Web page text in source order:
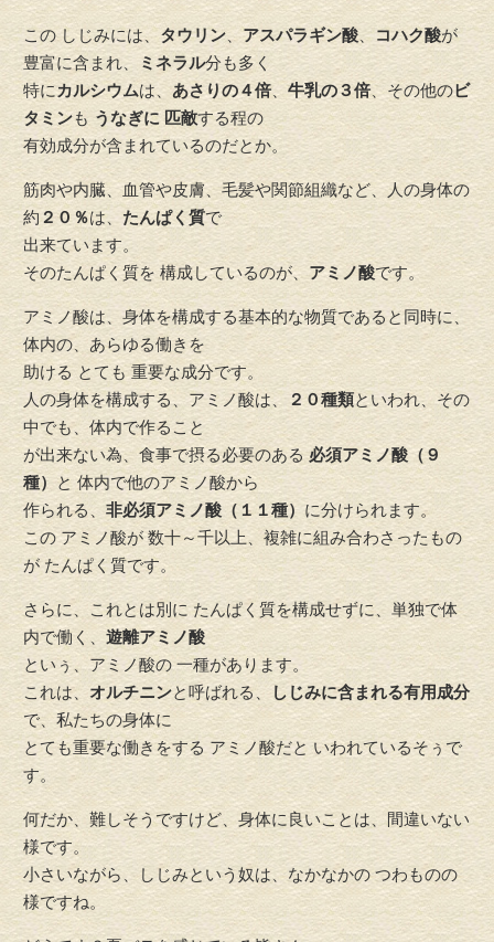
この しじみには、 タウリン 、 アスパラギン酸 、コハク酸が
豊富に含まれ、
ミネラル分も多く
特にカルシウムは、 あさりの４倍 、 牛乳の３倍、その他のビ
タミンも うなぎに 匹敵する程の
有効成分が含まれているのだとか。
筋肉や内臓、血管や皮膚、毛髪や関節組織など、人の身体の
約 ２０％は、 たんぱく質で
出来ています。
そのたんぱく質を 構成しているのが、 アミノ酸です。
アミノ酸は、身体を構成する基本的な物質であると同時に、
体内の、あらゆる働きを
助ける とても 重要な成分です。
人の身体を構成する、アミノ酸は、 ２０種類といわれ、その
中でも、体内で作ること
が出来ない為、食事で摂る必要のある必須アミノ酸（９
種） と 体内で他のアミノ酸から
作られる、 非必須アミノ酸（１１種） に分けられます。
この アミノ酸が 数十～千以上、複雑に組み合わさったもの
が たんぱく質です。
さらに、これとは別に たんぱく質を構成せずに、単独で体
内で働く、 遊離アミノ酸
といぅ、アミノ酸の 一種があります。
これは、 オルチニンと呼ばれる、
しじみに含まれる有用成分
で、私たちの身体に
とても重要な働きをする アミノ酸だと いわれているそぅで
す。
何だか、難しそうですけど、身体に良いことは、間違いない
様です。
小さいながら、しじみという奴は、なかなかの つわものの
様ですね。